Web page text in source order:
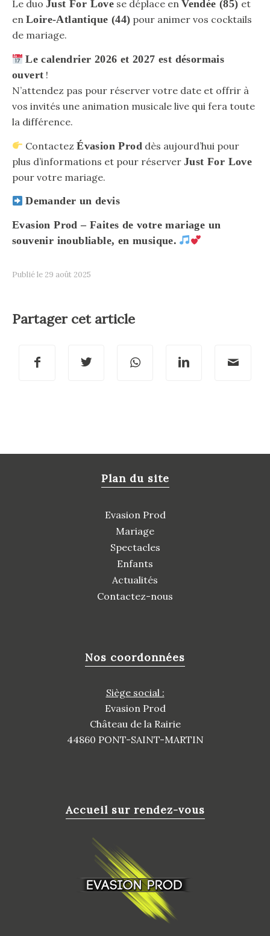
Le duo Just For Love se déplace enVendée (85) et
en Loire-Atlantique (44) pour animer vos cocktails
de mariage.
Le calendrier 2026 et 2027 est désormais
ouvert !
N’attendez pas pour réserver votre date et offrir à
vos invités une animation musicale live qui fera toute
la différence.
ContactezÉvasion Prod dès aujourd’hui pour
plus d’informations et pour réserver Just For Love
pour votre mariage.
Demander un devis
Evasion Prod – Faites de votre mariage un
souvenir inoubliable, en musique.
29 août 2025
Partager cet article
Plan du site
Evasion Prod
Mariage
Spectacles
Enfants
Actualités
Contactez-nous
Nos coordonnées
Siège social :
Evasion Prod
Château de la Rairie
44860 PONT-SAINT-MARTIN
Accueil sur rendez-vous